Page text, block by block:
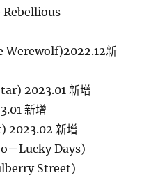
Rebellious
Werewolf)2022.12新
2023.01 新增
新增
2023.02 新增
－Lucky Days)
Street)